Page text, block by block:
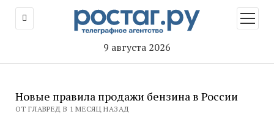
9 августа 2026
меню
Новые правила продажи бензина в России
ОТ ГЛАВРЕД В 1 МЕСЯЦ НАЗАД